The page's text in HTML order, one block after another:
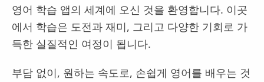
영어 학습 앱의 세계에 오신 것을 환영합니다. 이곳
에서 학습은 도전과 재미, 그리고 다양한 기회로 가
득한 실질적인 여정이 됩니다.
부담 없이, 원하는 속도로, 손쉽게 영어를 배우는 것